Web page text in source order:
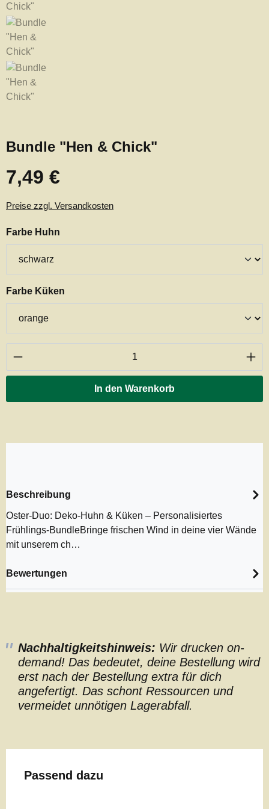
Bundle "Hen & Chick"
Regulärer Preis:
7,49 €
Preise zzgl. Versandkosten
Farbe Huhn
Farbe Küken
Produkt Anzahl: Gib den gewünschten
In den Warenkorb
Beschreibung
Oster-Duo: Deko-Huhn & Küken – Personalisiertes
Frühlings-BundleBringe frischen Wind in deine vier Wände
mit unserem ch…
Bewertungen
Nachhaltigkeitshinweis: Wir drucken on-
demand! Das bedeutet, deine Bestellung wird
erst nach der Bestellung extra für dich
angefertigt. Das schont Ressourcen und
vermeidet unnötigen Lagerabfall.
Produktgalerie überspringen
Passend dazu